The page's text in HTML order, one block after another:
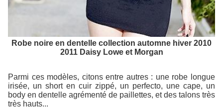
Robe noire en dentelle collection automne hiver 2010
2011 Daisy Lowe et Morgan
Parmi ces modèles, citons entre autres : une robe longue
irisée, un short en cuir zippé, un perfecto, une cape, un
body en dentelle agrémenté de paillettes, et des talons très
très hauts...